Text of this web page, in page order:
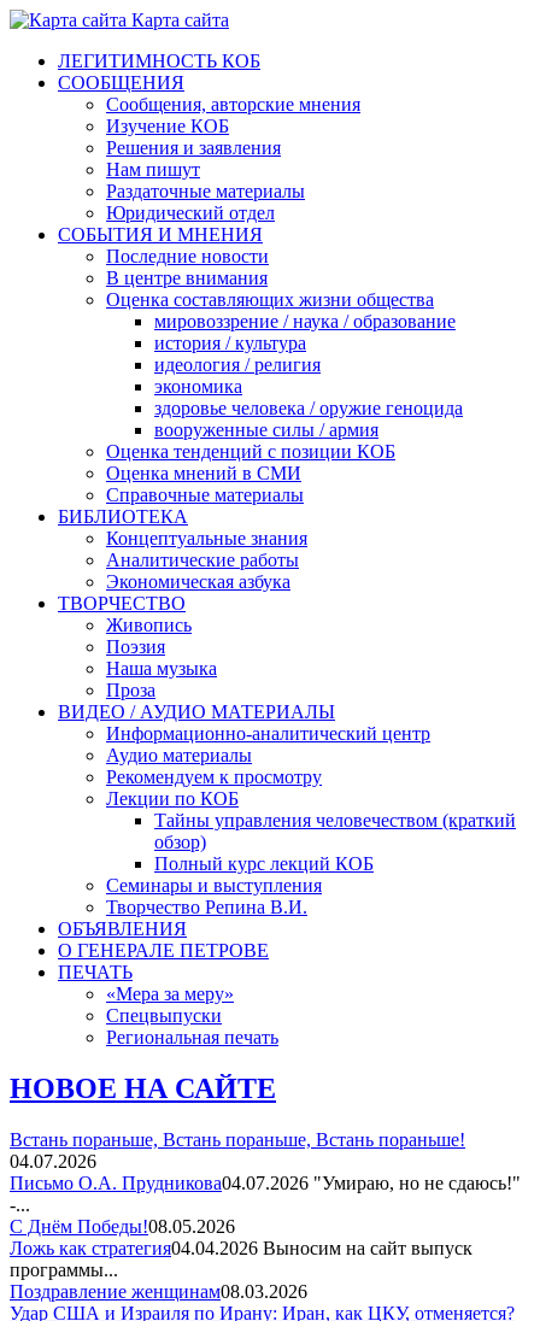
Карта сайта
ЛЕГИТИМНОСТЬ КОБ
СООБЩЕНИЯ
Сообщения, авторские мнения
Изучение КОБ
Решения и заявления
Нам пишут
Раздаточные материалы
Юридический отдел
СОБЫТИЯ И МНЕНИЯ
Последние новости
В центре внимания
Оценка составляющих жизни общества
мировоззрение / наука / образование
история / культура
идеология / религия
экономика
здоровье человека / оружие геноцида
вооруженные силы / армия
Оценка тенденций с позиции КОБ
Оценка мнений в СМИ
Справочные материалы
БИБЛИОТЕКА
Концептуальные знания
Аналитические работы
Экономическая азбука
ТВОРЧЕСТВО
Живопись
Поэзия
Наша музыка
Проза
ВИДЕО / АУДИО МАТЕРИАЛЫ
Информационно-аналитический центр
Аудио материалы
Рекомендуем к просмотру
Лекции по КОБ
Тайны управления человечеством (краткий
обзор)
Полный курс лекций КОБ
Семинары и выступления
Творчество Репина В.И.
ОБЪЯВЛЕНИЯ
О ГЕНЕРАЛЕ ПЕТРОВЕ
ПЕЧАТЬ
«Мера за меру»
Спецвыпуски
Региональная печать
НОВОЕ НА САЙТЕ
Встань пораньше, Встань пораньше, Встань пораньше!
04.07.2026
Письмо О.А. Прудникова04.07.2026 "Умираю, но не сдаюсь!"
-...
С Днём Победы!08.05.2026
Ложь как стратегия04.04.2026 Выносим на сайт выпуск
программы...
Поздравление женщинам08.03.2026
Удар США и Израиля по Ирану: Иран, как ЦКУ, отменяется?